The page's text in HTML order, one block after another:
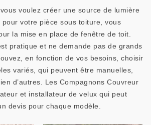
voulez créer une source de lumière
votre pièce sous toiture, vous
la mise en place de fenêtre de toit.
pratique et ne demande pas de grands
en fonction de vos besoins, choisir
variés, qui peuvent être manuelles,
d’autres. Les Compagnons Couvreur
et installateur de velux qui peut
devis pour chaque modèle.